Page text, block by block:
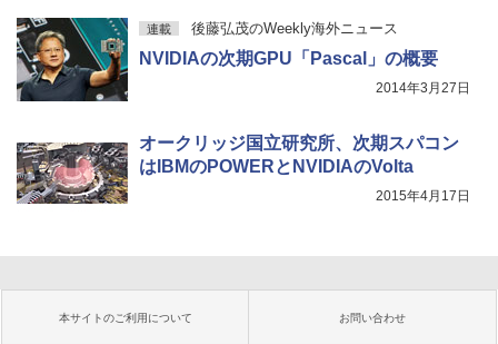
連載 後藤弘茂のWeekly海外ニュース
NVIDIAの次期GPU「Pascal」の概要
2014年3月27日
オークリッジ国立研究所、次期スパコン
はIBMのPOWERとNVIDIAのVolta
2015年4月17日
本サイトのご利用について お問い合わせ